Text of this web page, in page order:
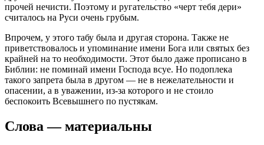
прочей нечисти. Поэтому и ругательство «черт тебя дери»
считалось на Руси очень грубым.
Впрочем, у этого табу была и другая сторона. Также не
приветствовалось и упоминание имени Бога или святых без
крайней на то необходимости. Этот было даже прописано в
Библии: не поминай имени Господа всуе. Но подоплека
такого запрета была в другом — не в нежелательности и
опасении, а в уважении, из-за которого и не стоило
беспокоить Всевышнего по пустякам.
Слова — материальны